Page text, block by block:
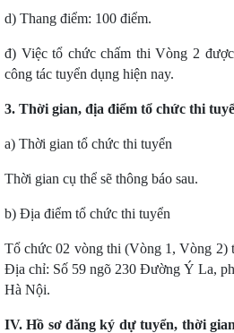
d) Thang điểm: 100 điểm.
đ) Việc tổ chức chấm thi Vòng 2
công tác tuyển dụng hiện nay.
3. Thời gian, địa điểm tổ chức thi
a) Thời gian tổ chức thi tuyển
Thời gian cụ thể sẽ thông báo sau.
b) Địa điểm tổ chức thi tuyển
Tổ chức 02 vòng thi (Vòng 1, Vòng 2)
Địa chỉ: Số 59 ngõ 230 Đường Ý La,
Hà Nội.
IV. Hồ sơ đăng ký dự tuyển, thời